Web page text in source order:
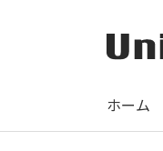
ホーム